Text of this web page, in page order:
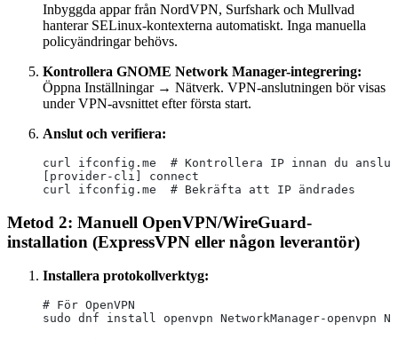
Inbyggda appar från NordVPN, Surfshark och Mullvad
hanterar SELinux-kontexterna automatiskt. Inga manuella
policyändringar behövs.
Kontrollera GNOME Network Manager-integrering:
Öppna Inställningar → Nätverk. VPN-anslutningen bör visas
under VPN-avsnittet efter första start.
Anslut och verifiera:
curl ifconfig.me  # Kontrollera IP innan du
[provider-cli] connect
curl ifconfig.me  # Bekräfta att IP ändrades
Metod 2: Manuell OpenVPN/WireGuard-
installation (ExpressVPN eller någon leverantör)
Installera protokollverktyg:
# För OpenVPN
sudo dnf install openvpn NetworkManager-openvpn